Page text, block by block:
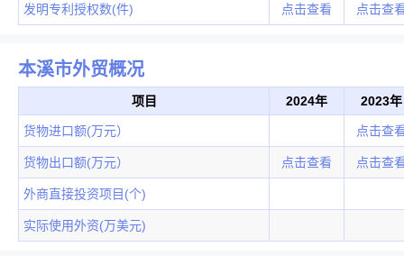
发明专利授权数(件) 点击查看 点击查
本溪市外贸概况
项目 2024年 2023年
货物进口额(万元） 点击查
货物出口额(万元） 点击查看 点击查
外商直接投资项目(个)
实际使用外资(万美元)